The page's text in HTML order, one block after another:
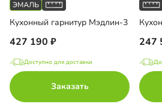
Кухонный гарнитур Мэдлин-3
427 190
Доступно для доставки
Заказать
247